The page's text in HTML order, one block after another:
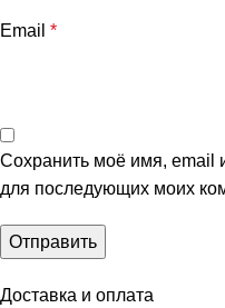
Email *
Сохранить моё имя, email
для последующих моих
Доставка и оплата